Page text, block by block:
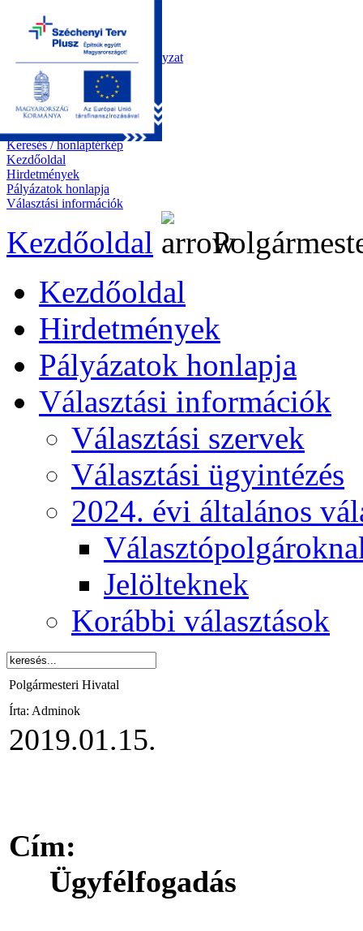
Kezdőoldal
Önkormányzat
Polgármesteri Hivatal
Roma Nemzetiségi Önkormányzat
Elektronikus ügyintézés
Közérdekű információk
Tiszapüspöki bemutatása
Pályázatok
Kapcsolat
Keresés / honlaptérkép
Kezdőoldal
Hirdetmények
Pályázatok honlapja
Választási információk
Kezdőoldal
Kezdőoldal
Hirdetmények
Pályázatok honlapja
Választási információk
Választási szervek
Választási ügyintézés
2024. évi általános
Jelölteknek
Korábbi választások
Polgármesteri Hivatal
Írta: Adminok
2019.01.15.
Ügyfélfogadás